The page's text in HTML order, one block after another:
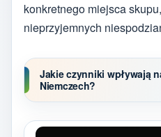
konkretnego miejsca
nieprzyjemnych
Jakie czynniki wpływają
Niemczech?